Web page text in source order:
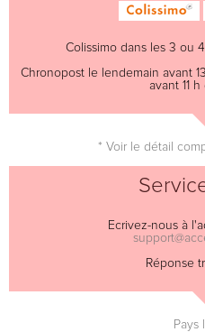
Colissimo dans les 3 ou
Chronopost le lendemain avant
avant 11
* Voir le détail
Ecrivez-nous à
Réponse
Pays